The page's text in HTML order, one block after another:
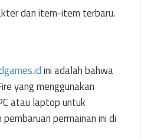
dan item-item terbaru.
ini adalah bahwa
yang menggunakan
atau laptop untuk
permainan ini di